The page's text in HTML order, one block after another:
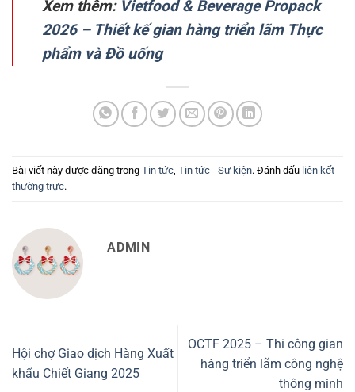
Xem thêm: Vietfood & Beverage Propack
2026 – Thiết kế gian hàng triển lãm Thực
phẩm và Đồ uống
Bài viết này được đăng trong Tin tức Tin tức - Sự kiện. Đánh dấu liên kết
thường trực.
ADMIN
Hội chợ Giao dịch Hàng Xuất
khẩu Chiết Giang 2025
OCTF 2025 – Thi công gian
hàng triển lãm công nghệ
thông minh